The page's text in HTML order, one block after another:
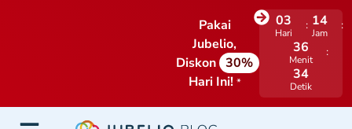
Pakai
Jubelio,
Diskon 30%
Hari Ini! *
03
Hari
14
Jam
36
Menit
33
Detik